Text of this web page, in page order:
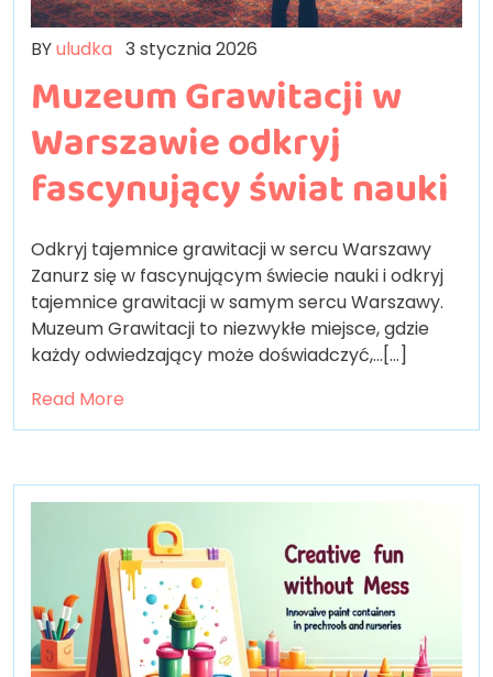
BYuludka 3 stycznia 2026
Muzeum Grawitacji w
Warszawie odkryj
fascynujący świat nauki
Odkryj tajemnice grawitacji w sercu Warszawy
Zanurz się w fascynującym świecie nauki i odkryj
tajemnice grawitacji w samym sercu Warszawy.
Muzeum Grawitacji to niezwykłe miejsce, gdzie
każdy odwiedzający może doświadczyć,…[...]
Read More